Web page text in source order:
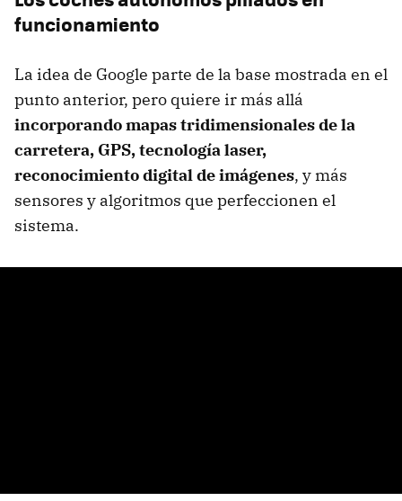
funcionamiento
La idea de Google parte de la base mostrada en el
punto anterior, pero quiere ir más allá
incorporando mapas tridimensionales de la
carretera, GPS, tecnología laser,
reconocimiento digital de imágenes, y más
sensores y algoritmos que perfeccionen el
sistema.